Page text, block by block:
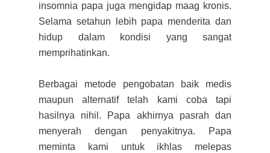
insomnia papa juga mengidap maag kronis.
Selama setahun lebih papa menderita dan
hidup dalam kondisi yang sangat
memprihatinkan.
Berbagai metode pengobatan baik medis
maupun alternatif telah kami coba tapi
hasilnya nihil. Papa akhirnya pasrah dan
menyerah dengan penyakitnya. Papa
meminta kami untuk ikhlas melepas